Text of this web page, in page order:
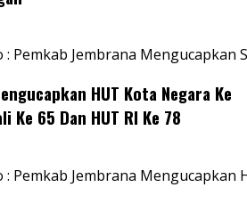
Pemkab Jembrana Mengucapkan
HUT Kota Negara Ke
Ke 65 Dan HUT RI Ke 78
Pemkab Jembrana Mengucapkan